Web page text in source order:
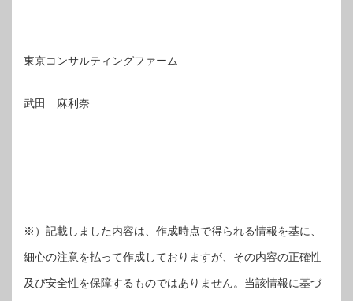
東京コンサルティングファーム
武田 麻利奈
※）記載しました内容は、作成時点で得られる情報を基に、
細心の注意を払って作成しておりますが、その内容の正確性
及び安全性を保障するものではありません。当該情報に基づ